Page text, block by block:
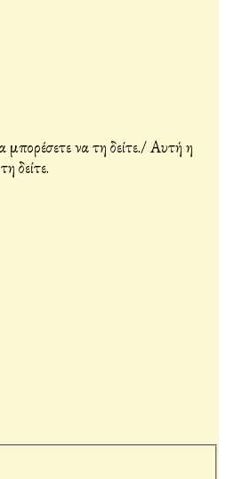
να τη δείτε./Αυτή η
δείτε.